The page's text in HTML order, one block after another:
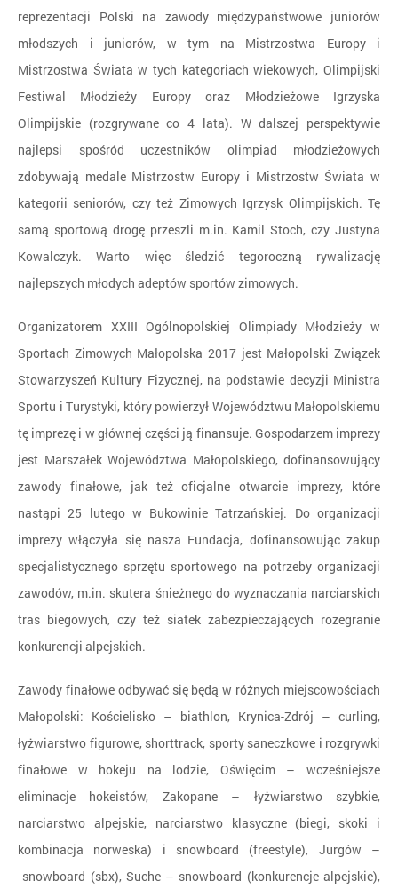
reprezentacji Polski na zawody międzypaństwowe juniorów
młodszych i juniorów, w tym na Mistrzostwa Europy i
Mistrzostwa Świata w tych kategoriach wiekowych, Olimpijski
Festiwal Młodzieży Europy oraz Młodzieżowe Igrzyska
Olimpijskie (rozgrywane co 4 lata). W dalszej perspektywie
najlepsi spośród uczestników olimpiad młodzieżowych
zdobywają medale Mistrzostw Europy i Mistrzostw Świata w
kategorii seniorów, czy też Zimowych Igrzysk Olimpijskich. Tę
samą sportową drogę przeszli m.in. Kamil Stoch, czy Justyna
Kowalczyk. Warto więc śledzić tegoroczną rywalizację
najlepszych młodych adeptów sportów zimowych.
Organizatorem XXIII Ogólnopolskiej Olimpiady Młodzieży w
Sportach Zimowych Małopolska 2017 jest Małopolski Związek
Stowarzyszeń Kultury Fizycznej, na podstawie decyzji Ministra
Sportu i Turystyki, który powierzył Województwu Małopolskiemu
tę imprezę i w głównej części ją finansuje. Gospodarzem imprezy
jest Marszałek Województwa Małopolskiego, dofinansowujący
zawody finałowe, jak też oficjalne otwarcie imprezy, które
nastąpi 25 lutego w Bukowinie Tatrzańskiej. Do organizacji
imprezy włączyła się nasza Fundacja, dofinansowując zakup
specjalistycznego sprzętu sportowego na potrzeby organizacji
zawodów, m.in. skutera śnieżnego do wyznaczania narciarskich
tras biegowych, czy też siatek zabezpieczających rozegranie
konkurencji alpejskich.
Zawody finałowe odbywać się będą w różnych miejscowościach
Małopolski: Kościelisko – biathlon, Krynica-Zdrój – curling,
łyżwiarstwo figurowe, shorttrack, sporty saneczkowe i rozgrywki
finałowe w hokeju na lodzie, Oświęcim – wcześniejsze
eliminacje hokeistów, Zakopane – łyżwiarstwo szybkie,
narciarstwo alpejskie, narciarstwo klasyczne (biegi, skoki i
kombinacja norweska) i snowboard (freestyle), Jurgów –
snowboard (sbx), Suche – snowboard (konkurencje alpejskie),